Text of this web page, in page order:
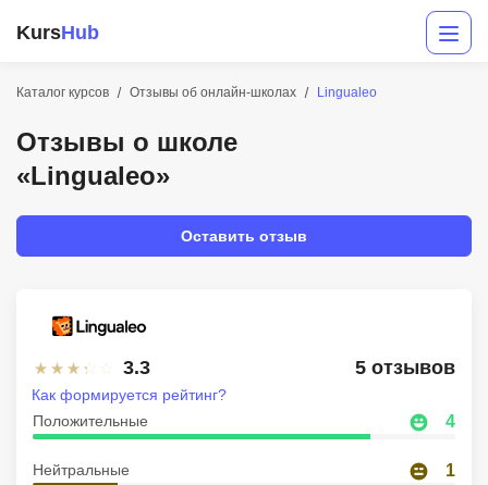
KursHub
Каталог курсов Отзывы об онлайн-школах Lingualeo
Отзывы о школе
«Lingualeo»
Оставить отзыв
3.3 5 отзывов
Положительные 4
Нейтральные 1
Как формируется рейтинг?
Маркетинг
Дизайн
Аналитика
Менеджмент